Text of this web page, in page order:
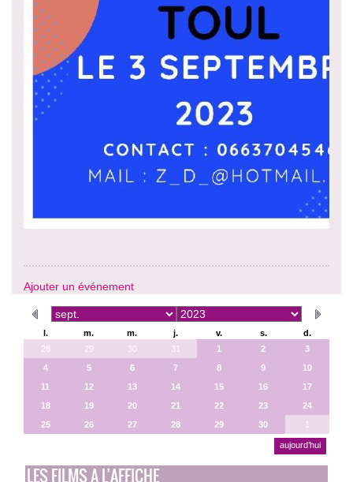
Ajouter un événement
l. m. m. j. v. s.
d.
28
29 30 31 1 2
3
4
5 6 7 8 9
10
11
12 13 14 15 16
17
18
19 20 21 22 23
24
25
26 27 28 29 30 1
aujourd’hui
LES FILMS A L’AFFICHE